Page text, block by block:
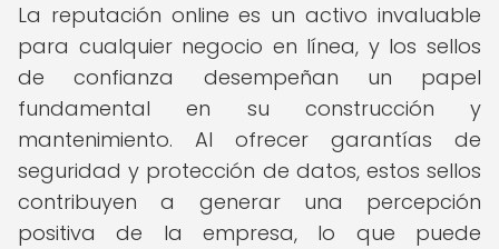
La reputación online es un activo invaluable
para cualquier negocio en línea, y los sellos
de confianza desempeñan un papel
fundamental en su construcción y
mantenimiento. Al ofrecer garantías de
seguridad y protección de datos, estos sellos
contribuyen a generar una percepción
positiva de la empresa, lo que puede